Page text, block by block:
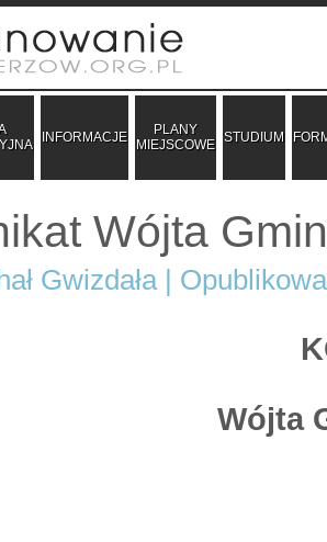
INFORMACJE
PLANY
MIEJSCOWE STUDIUM
Wójta
Gwizdała |
Wójta